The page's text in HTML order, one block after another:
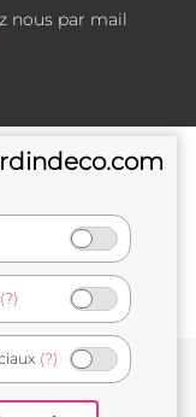
nous par mail
(?)
(?)